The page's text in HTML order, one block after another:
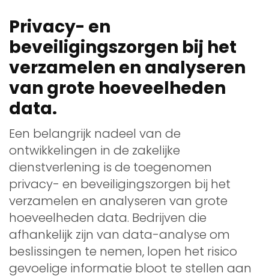
Privacy- en
beveiligingszorgen bij het
verzamelen en analyseren
van grote hoeveelheden
data.
Een belangrijk nadeel van de
ontwikkelingen in de zakelijke
dienstverlening is de toegenomen
privacy- en beveiligingszorgen bij het
verzamelen en analyseren van grote
hoeveelheden data. Bedrijven die
afhankelijk zijn van data-analyse om
beslissingen te nemen, lopen het risico
gevoelige informatie bloot te stellen aan